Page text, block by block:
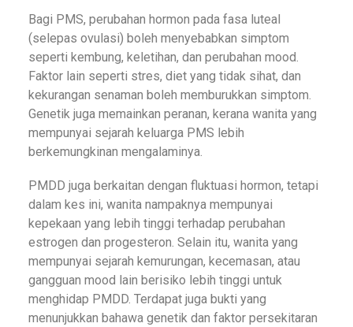
Bagi PMS, perubahan hormon pada fasa luteal
(selepas ovulasi) boleh menyebabkan simptom
seperti kembung, keletihan, dan perubahan mood.
Faktor lain seperti stres, diet yang tidak sihat, dan
kekurangan senaman boleh memburukkan simptom.
Genetik juga memainkan peranan, kerana wanita yang
mempunyai sejarah keluarga PMS lebih
berkemungkinan mengalaminya.
PMDD juga berkaitan dengan fluktuasi hormon, tetapi
dalam kes ini, wanita nampaknya mempunyai
kepekaan yang lebih tinggi terhadap perubahan
estrogen dan progesteron. Selain itu, wanita yang
mempunyai sejarah kemurungan, kecemasan, atau
gangguan mood lain berisiko lebih tinggi untuk
menghidap PMDD. Terdapat juga bukti yang
menunjukkan bahawa genetik dan faktor persekitaran